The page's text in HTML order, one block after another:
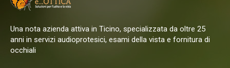
Una nota azienda attiva in Ticino, specializzata da oltre 25
anni in servizi audioprotesici, esami della vista e fornitura di
occhiali